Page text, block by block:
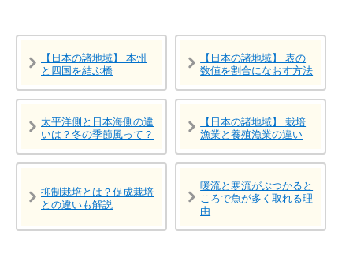
【日本の諸地域】 本州
と四国を結ぶ橋
【日本の諸地域】 表の
数値を割合になおす方法
太平洋側と日本海側の違
いは？冬の季節風って？
【日本の諸地域】 栽培
漁業と養殖漁業の違い
抑制栽培とは？促成栽培
との違いも解説
暖流と寒流がぶつかると
ころで魚が多く取れる理
由